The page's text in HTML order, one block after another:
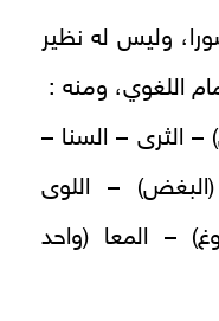
وليس له نظير
اللغوي، ومنه :
– الثرى – السنا –
– اللوى
– المعا (واحد